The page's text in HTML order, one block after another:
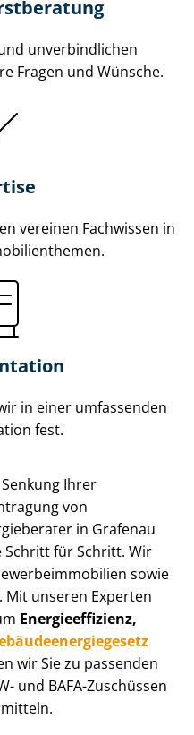
unverbindlichen
Fragen und Wünsche.
vereinen Fachwissen in
in einer umfassenden
fest.
Senkung Ihrer
von
in Grafenau
Schritt für Schritt. Wir
sowie
Mit unseren Experten
En­er­gie­ef­fi­zi­enz,
wir Sie zu passenden
und BAFA-Zuschüssen